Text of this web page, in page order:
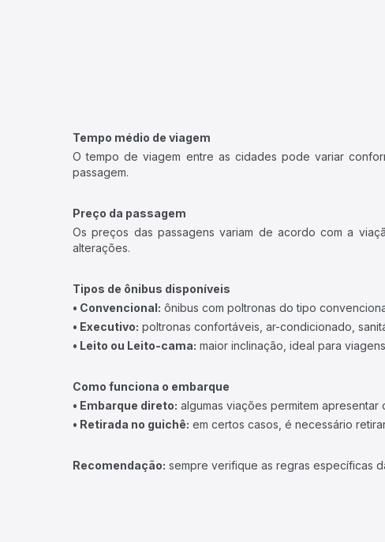
Tempo médio de viagem
O tempo de viagem entre as cidades pode variar
passagem.
Preço da passagem
Os preços das passagens variam de acordo com a
alterações.
Tipos de ônibus disponíveis
• Convencional: ônibus com poltronas do tipo
• Executivo: poltronas confortáveis, ar-condicionado,
• Leito ou Leito-cama: maior inclinação, ideal para
Como funciona o embarque
• Embarque direto: algumas viações permitem
• Retirada no guichê: em certos casos, é necessário
Recomendação: sempre verifique as regras específicas